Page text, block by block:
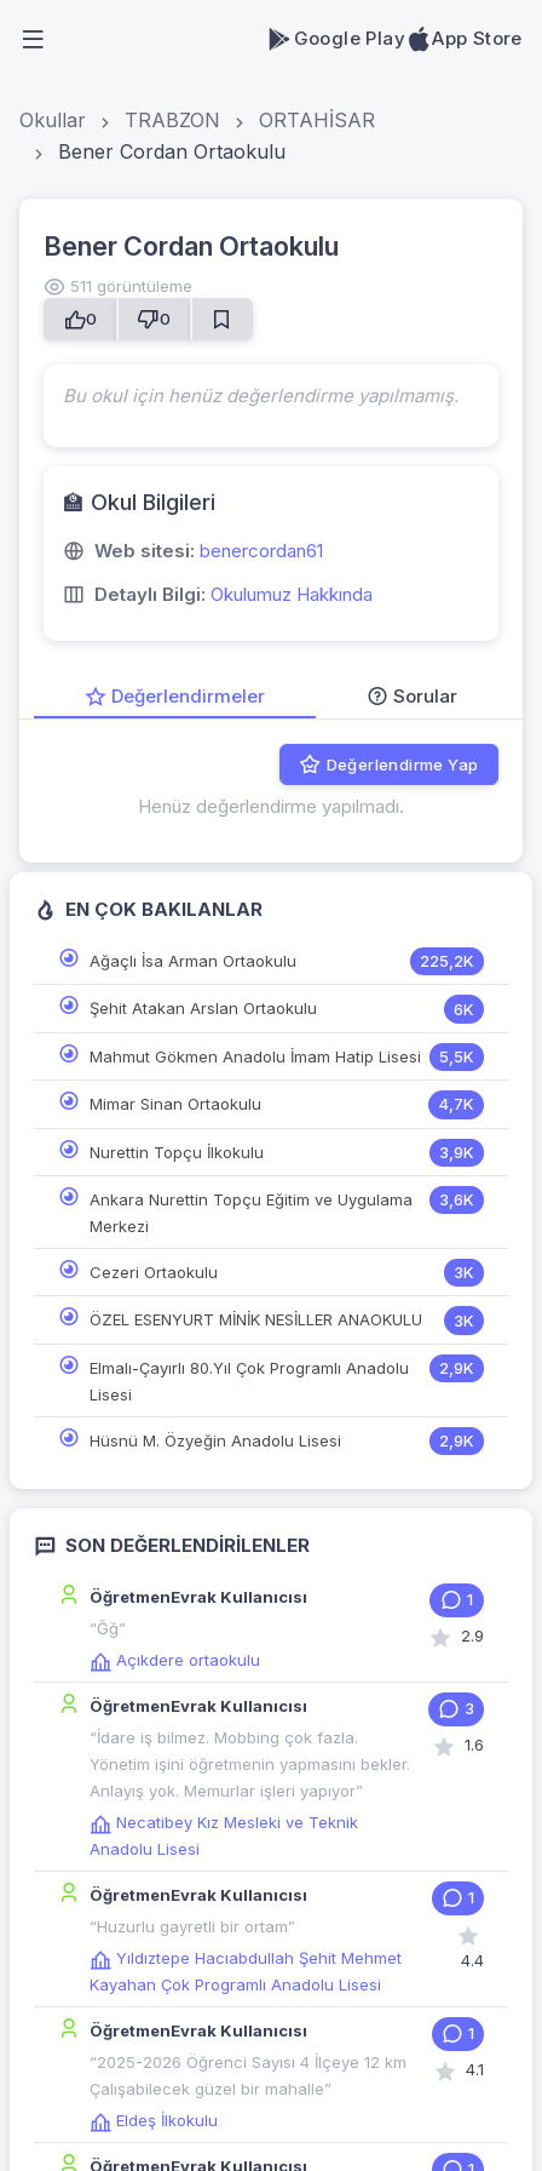
Google Play App Store
Okullar TRABZON
ORTAHİSAR
Bener Cordan Ortaokulu
Bener Cordan Ortaokulu
511 görüntüleme
0
0
Bu okul için henüz değerlendirme yapılmamış.
🏫 Okul Bilgileri
Web sitesi: benercordan61
Detaylı Bilgi: Okulumuz Hakkında
Değerlendirmeler Sorular
Değerlendirme Yap
Henüz değerlendirme yapılmadı.
EN ÇOK BAKILANLAR
Ağaçlı İsa Arman Ortaokulu 225,2K
Şehit Atakan Arslan Ortaokulu 6K
Mahmut Gökmen Anadolu İmam Hatip Lisesi 5,5K
Mimar Sinan Ortaokulu 4,7K
Nurettin Topçu İlkokulu 3,9K
Ankara Nurettin Topçu Eğitim ve Uygulama
Merkezi
3,6K
Cezeri Ortaokulu 3K
ÖZEL ESENYURT MİNİK NESİLLER ANAOKULU 3K
Elmalı-Çayırlı 80.Yıl Çok Programlı Anadolu
Lisesi
2,9K
Hüsnü M. Özyeğin Anadolu Lisesi 2,9K
SON DEĞERLENDIRILENLER
ÖğretmenEvrak Kullanıcısı
“Ğğ”
Açıkdere ortaokulu
1
2.9
ÖğretmenEvrak Kullanıcısı
“İdare iş bilmez. Mobbing çok fazla.
Yönetim işini öğretmenin yapmasını bekler.
Anlayış yok. Memurlar işleri yapıyor”
Necatibey Kız Mesleki ve Teknik
Anadolu Lisesi
3
1.6
ÖğretmenEvrak Kullanıcısı
“Huzurlu gayretli bir ortam”
Yıldıztepe Hacıabdullah Şehit Mehmet
Kayahan Çok Programlı Anadolu Lisesi
1
4.4
ÖğretmenEvrak Kullanıcısı
“2025-2026 Öğrenci Sayısı 4 İlçeye 12 km
Çalışabilecek güzel bir mahalle”
Eldeş İlkokulu
1
4.1
ÖğretmenEvrak Kullanıcısı